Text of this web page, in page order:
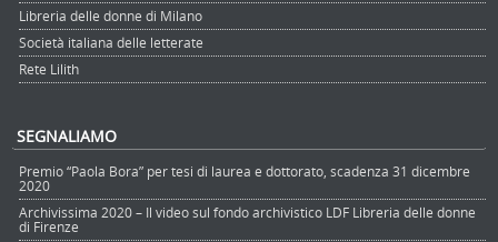
Libreria delle donne di Milano
Società italiana delle letterate
Rete Lilith
SEGNALIAMO
Premio “Paola Bora” per tesi di laurea e dottorato, scadenza 31 dicembre
2020
Archivissima 2020 – Il video sul fondo archivistico LDF Libreria delle donne
di Firenze